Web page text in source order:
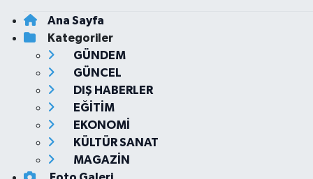
Ana Sayfa
Kategoriler
GÜNDEM
GÜNCEL
DIŞ HABERLER
EĞİTİM
EKONOMİ
KÜLTÜR SANAT
MAGAZİN